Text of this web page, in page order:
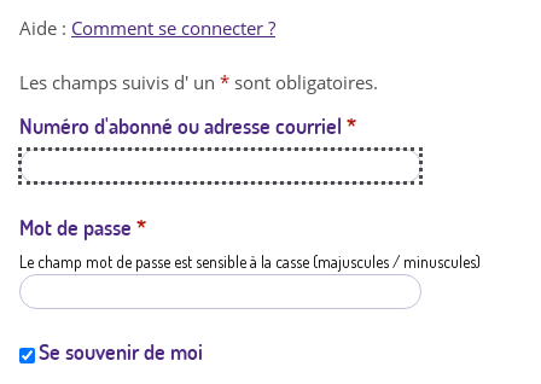
t
a
t
i
Aide : Comment se connecter ?
Les champs suivis d' un * sont obligatoires.
Numéro d'abonné ou adresse courriel *
Mot de passe *
Le champ mot de passe est sensible à la casse (majuscules / minuscules)
Se souvenir de moi